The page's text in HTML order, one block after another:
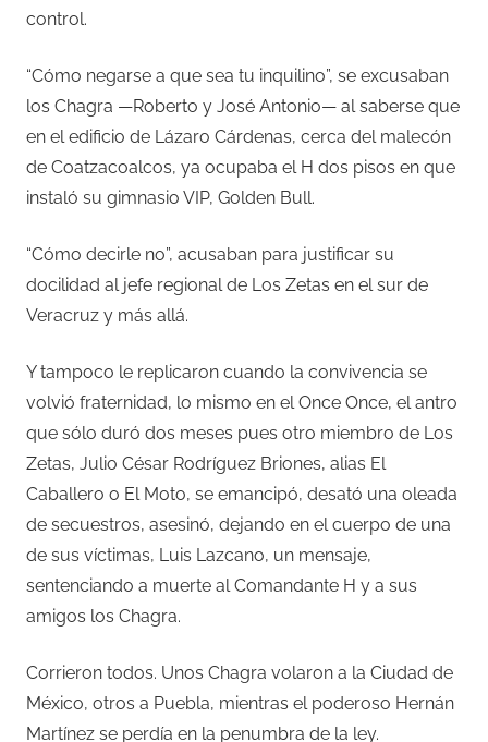
control.
“Cómo negarse a que sea tu inquilino”, se excusaban
los Chagra —Roberto y José Antonio— al saberse que
en el edificio de Lázaro Cárdenas, cerca del malecón
de Coatzacoalcos, ya ocupaba el H dos pisos en que
instaló su gimnasio VIP, Golden Bull.
“Cómo decirle no”, acusaban para justificar su
docilidad al jefe regional de Los Zetas en el sur de
Veracruz y más allá.
Y tampoco le replicaron cuando la convivencia se
volvió fraternidad, lo mismo en el Once Once, el antro
que sólo duró dos meses pues otro miembro de Los
Zetas, Julio César Rodríguez Briones, alias El
Caballero o El Moto, se emancipó, desató una oleada
de secuestros, asesinó, dejando en el cuerpo de una
de sus víctimas, Luis Lazcano, un mensaje,
sentenciando a muerte al Comandante H y a sus
amigos los Chagra.
Corrieron todos. Unos Chagra volaron a la Ciudad de
México, otros a Puebla, mientras el poderoso Hernán
Martínez se perdía en la penumbra de la ley.